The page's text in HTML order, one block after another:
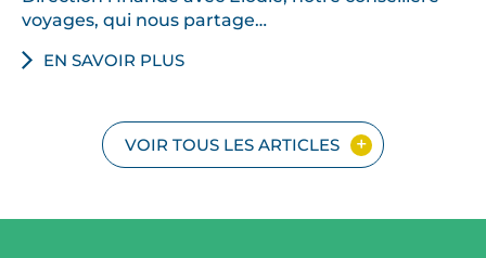
voyages, qui nous partage…
EN SAVOIR PLUS
VOIR TOUS LES ARTICLES